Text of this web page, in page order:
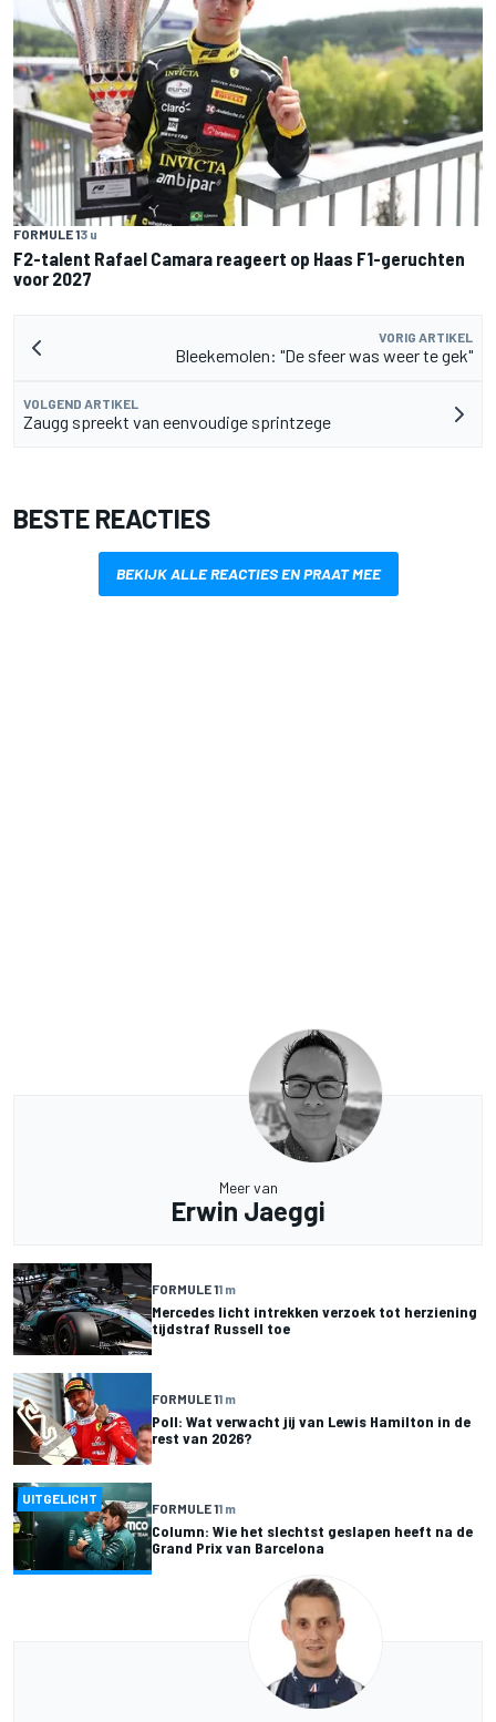
FORMULE 13 u
F2-talent Rafael Camara reageert op Haas F1-geruchten
voor 2027
VORIG ARTIKEL
Bleekemolen: "De sfeer was weer te gek"
VOLGEND ARTIKEL
Zaugg spreekt van eenvoudige sprintzege
BESTE REACTIES
BEKIJK ALLE REACTIES EN PRAAT MEE
Meer van
Erwin Jaeggi
FORMULE 11 m
Mercedes licht intrekken verzoek tot herziening
tijdstraf Russell toe
FORMULE 11 m
Poll: Wat verwacht jij van Lewis Hamilton in de
rest van 2026?
UITGELICHT
FORMULE 11 m
Column: Wie het slechtst geslapen heeft na de
Grand Prix van Barcelona